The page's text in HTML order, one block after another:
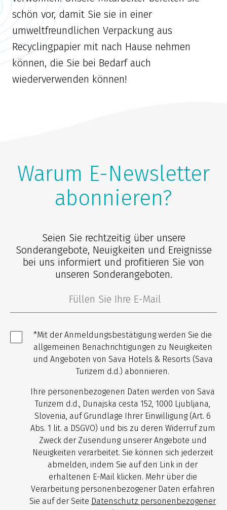
schön vor, damit Sie sie in einer
umweltfreundlichen Verpackung aus
Recyclingpapier mit nach Hause nehmen
können, die Sie bei Bedarf auch
wiederverwenden können!
Warum E-Newsletter
abonnieren?
Seien Sie rechtzeitig über unsere
Sonderangebote, Neuigkeiten und Ereignisse
bei uns informiert und profitieren Sie von
unseren Sonderangeboten.
*Mit der Anmeldungsbestätigung werden Sie die
allgemeinen Benachrichtigungen zu Neuigkeiten
und Angeboten von Sava Hotels & Resorts (Sava
Turizem d.d.) abonnieren.
Ihre personenbezogenen Daten werden von Sava
Turizem d.d., Dunajska cesta 152, 1000 Ljubljana,
Slovenia, auf Grundlage Ihrer Einwilligung (Art. 6
Abs. 1 lit. a DSGVO) und bis zu deren Widerruf zum
Zweck der Zusendung unserer Angebote und
Neuigkeiten verarbeitet. Sie können sich jederzeit
abmelden, indem Sie auf den Link in der
erhaltenen E-Mail klicken. Mehr über die
Verarbeitung personenbezogener Daten erfahren
Sie auf der Seite Datenschutz personenbezogener